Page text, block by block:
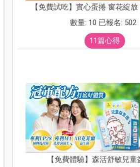
【免費試吃】實心蛋捲 窗花綻
數量: 10 已報名: 502
11篇心得
【免費體驗】森活舒敏兒童